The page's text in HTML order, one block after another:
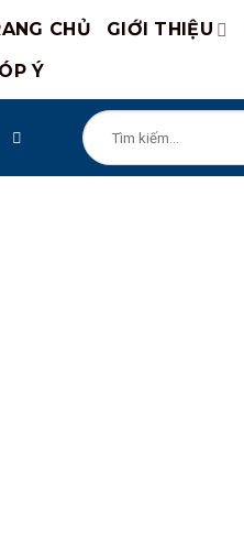
CHỦ GIỚI THIỆU
Ý
Tìm
kiếm: